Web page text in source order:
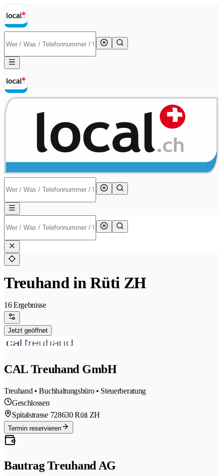
Treuhand in Rüti ZH
16 Ergebnisse
Jetzt geöffnet
CAL Treuhand GmbH
Treuhand • Buchhaltungsbüro • Steuerberatung
Geschlossen
Spitalstrasse 728630 Rüti ZH
Termin reservieren
Bautrag Treuhand AG